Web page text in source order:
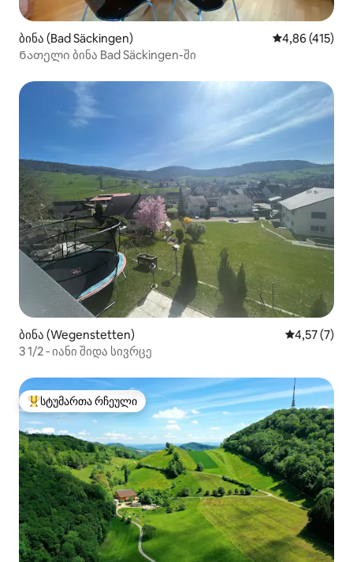
ბინა (Bad Säckingen) საშუალო
4,86 (415)
Ნათელი ბინა Bad Säckingen-ში
ბინა (Wegenstetten) საშუალო
4,57 (7)
3 1/2 ‑ იანი შიდა სივრცე
სტუმართა რჩეული მოწინავე ვარიანტი
სტუმართა რჩეული